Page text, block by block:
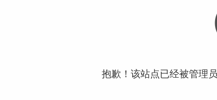
抱歉！该站点已经被管理